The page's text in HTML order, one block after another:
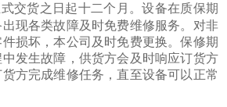
交货之日起十二个月 。设备在质保期
现各类故障及时免费维修服务。对非
损坏，本公司 及时免费更换。保修期
发生故障，供货方会 及时响应订货方
方完成维修任务 ，直至设备可以正常